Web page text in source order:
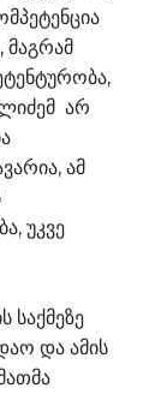
მაგრამ
არ
ამ
უკვე
საქმეზე
და ამის